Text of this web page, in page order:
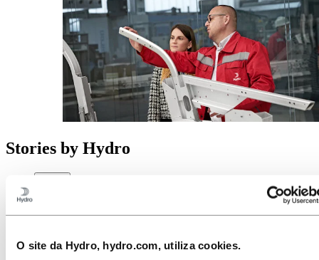
O site da Hydro, hydro.com, utiliza cookies.
Stories by Hydro
Pessoas e Carreiras